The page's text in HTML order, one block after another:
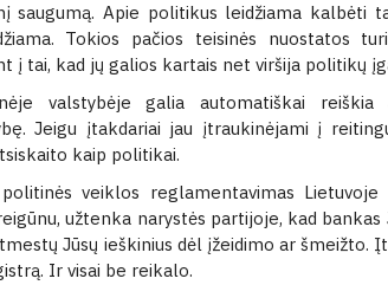
saugumą. Apie politikus leidžiama kalbėti
Tokios pačios teisinės nuostatos
į tai, kad jų galios kartais net viršija politikų
valstybėje galia automatiškai
Jeigu įtakdariai jau įtraukinėjami į
kaip politikai.
politinės veiklos reglamentavimas
užtenka narystės partijoje, kad bankas
Jūsų ieškinius dėl įžeidimo ar šmeižto.
Ir visai be reikalo.